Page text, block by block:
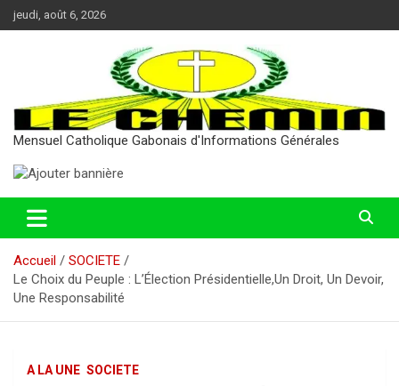
Aller
au
jeudi, août 6, 2026
Mensuel Catholique Gabonais d'Informations Générales
Accueil
SOCIETE
Le Choix du Peuple : L’Élection Présidentielle,Un Droit, Un Devoir,
Une Responsabilité
A LA UNE SOCIETE